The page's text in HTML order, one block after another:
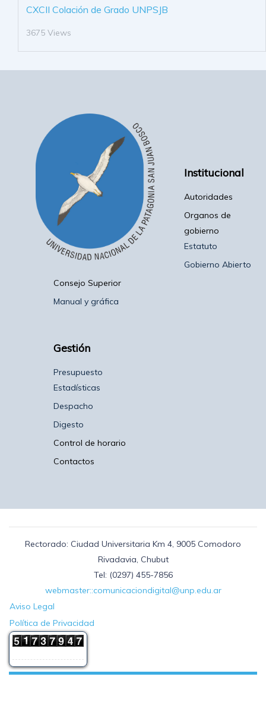
CXCII Colación de Grado UNPSJB
3675 Views
Institucional
Autoridades
Organos de
gobierno
Estatuto
Gobierno Abierto
Consejo Superior
Manual y gráfica
Gestión
Presupuesto
Estadísticas
Despacho
Digesto
Control de horario
Contactos
Rectorado: Ciudad Universitaria Km 4, 9005 Comodoro
Rivadavia, Chubut
Tel: (0297) 455-7856
webmaster::comunicaciondigital@unp.edu.ar
Aviso Legal
Política de Privacidad